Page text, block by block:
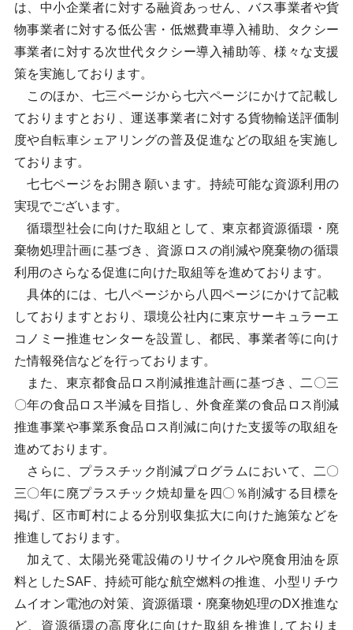
は、中小企業者に対する融資あっせん、バス事業者や貨
物事業者に対する低公害・低燃費車導入補助、タクシー
事業者に対する次世代タクシー導入補助等、様々な支援
策を実施しております。
このほか、七三ページから七六ページにかけて記載し
ておりますとおり、運送事業者に対する貨物輸送評価制
度や自転車シェアリングの普及促進などの取組を実施し
ております。
七七ページをお開き願います。持続可能な資源利用の
実現でございます。
循環型社会に向けた取組として、東京都資源循環・廃
棄物処理計画に基づき、資源ロスの削減や廃棄物の循環
利用のさらなる促進に向けた取組等を進めております。
具体的には、七八ページから八四ページにかけて記載
しておりますとおり、環境公社内に東京サーキュラーエ
コノミー推進センターを設置し、都民、事業者等に向け
た情報発信などを行っております。
また、東京都食品ロス削減推進計画に基づき、二〇三
〇年の食品ロス半減を目指し、外食産業の食品ロス削減
推進事業や事業系食品ロス削減に向けた支援等の取組を
進めております。
さらに、プラスチック削減プログラムにおいて、二〇
三〇年に廃プラスチック焼却量を四〇％削減する目標を
掲げ、区市町村による分別収集拡大に向けた施策などを
推進しております。
加えて、太陽光発電設備のリサイクルや廃食用油を原
料としたSAF、持続可能な航空燃料の推進、小型リチウ
ムイオン電池の対策、資源循環・廃棄物処理のDX推進な
ど、資源循環の高度化に向けた取組を推進しておりま